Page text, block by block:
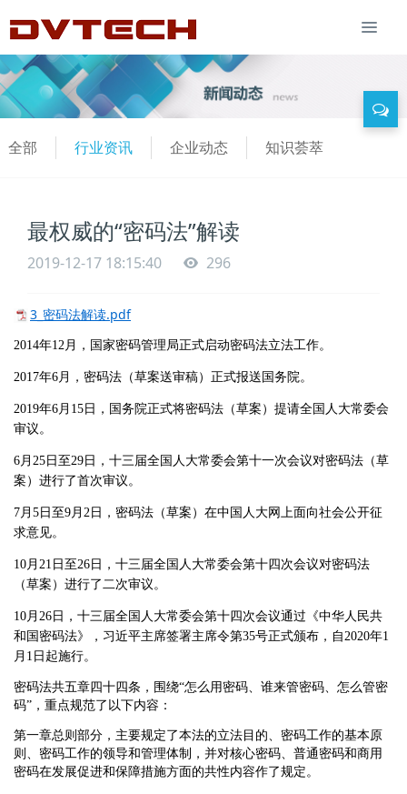
全部 行业资讯 企业动态 知识荟萃
最权威的“密码法”解读
2019-12-17 18:15:40 296
3_密码法解读.pdf
2014年12月，国家密码管理局正式启动密码法立法工作。
2017年6月，密码法（草案送审稿）正式报送国务院。
2019年6月15日，国务院正式将密码法（草案）提请全国人大常委会
审议。
6月25日至29日，十三届全国人大常委会第十一次会议对密码法（草
案）进行了首次审议。
7月5日至9月2日，密码法（草案）在中国人大网上面向社会公开征
求意见。
10月21日至26日，十三届全国人大常委会第十四次会议对密码法
（草案）进行了二次审议。
10月26日，十三届全国人大常委会第十四次会议通过《中华人民共
和国密码法》，习近平主席签署主席令第35号正式颁布，自2020年1
月1日起施行。
密码法共五章四十四条，围绕“怎么用密码、谁来管密码、怎么管密
码”，重点规范了以下内容：
第一章总则部分，主要规定了本法的立法目的、密码工作的基本原
则、密码工作的领导和管理体制，并对核心密码、普通密码和商用
密码在发展促进和保障措施方面的共性内容作了规定。